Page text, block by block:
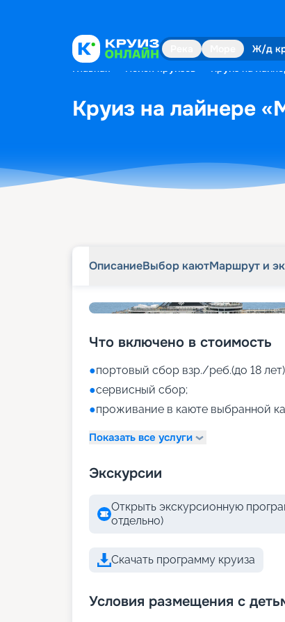
Ж/д
Главная Поиск круизов Круиз на
Круиз на лайнере
ОписаниеВыбор каютМаршрут и
Что включено в стоимость
●портовый сбор взр./реб.(до 18
●сервисный сбор;
●проживание в каюте выбранной
Показать все услуги
Экскурсии
Открыть экскурсионную
отдельно)
Скачать программу круиза
Условия размещения с